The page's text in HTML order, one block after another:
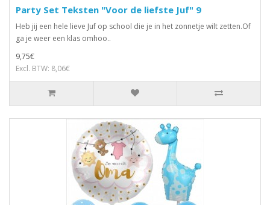
Party Set Teksten "Voor de liefste Juf" 9
Heb jij een hele lieve Juf op school die je in het zonnetje wilt zetten.Of
ga je weer een klas omhoo..
9,75€
Excl. BTW: 8,06€